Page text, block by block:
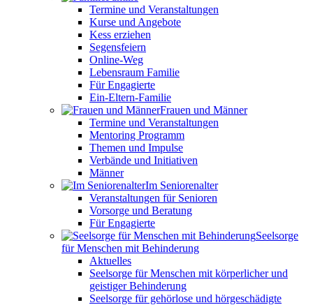
Termine und Veranstaltungen
Kurse und Angebote
Kess erziehen
Segensfeiern
Online-Weg
Lebensraum Familie
Für Engagierte
Ein-Eltern-Familie
Frauen und Männer
Termine und Veranstaltungen
Mentoring Programm
Themen und Impulse
Verbände und Initiativen
Männer
Im Seniorenalter
Veranstaltungen für Senioren
Vorsorge und Beratung
Für Engagierte
Seelsorge
für Menschen mit Behinderung
Aktuelles
Seelsorge für Menschen mit körperlicher und
geistiger Behinderung
Seelsorge für gehörlose und hörgeschädigte